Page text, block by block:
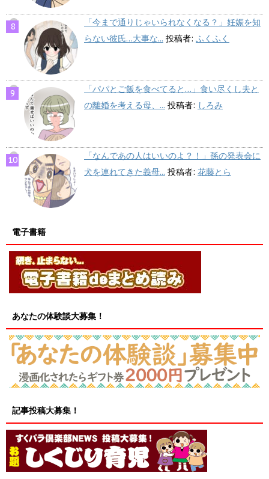
「今まで通りじゃいられなくなる？」妊娠を知
らない彼氏…大事な... 投稿者: ふくふく
「パパとご飯を食べてると…」食い尽くし夫と
の離婚を考える母、... 投稿者: しろみ
「なんであの人はいいのよ？！」孫の発表会に
犬を連れてきた義母... 投稿者: 花藤とら
電子書籍
あなたの体験談大募集！
記事投稿大募集！